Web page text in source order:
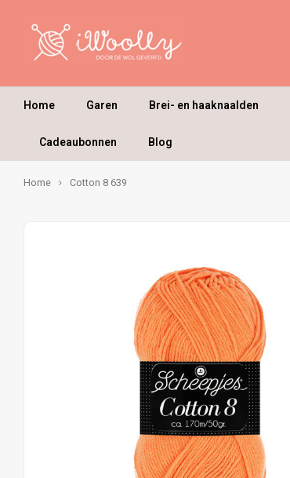
Home Garen Brei- en haaknaalden
Cadeaubonnen Blog
Home Cotton 8 639